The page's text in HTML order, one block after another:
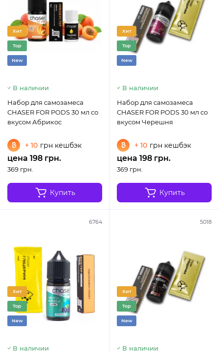
Хит
Top
New
В наличии
Набор для самозамеса
CHASER FOR PODS 30 мл со
вкусом Абрикос
+ 10 грн кешбэк
цена 198 грн.
369 грн.
Купить
Хит
Top
New
В наличии
Набор для самозамеса
CHASER FOR PODS 30 мл со
вкусом Черешня
+ 10 грн кешбэк
цена 198 грн.
369 грн.
Купить
6764
Хит
Top
New
В наличии
5018
Хит
Top
New
В наличии